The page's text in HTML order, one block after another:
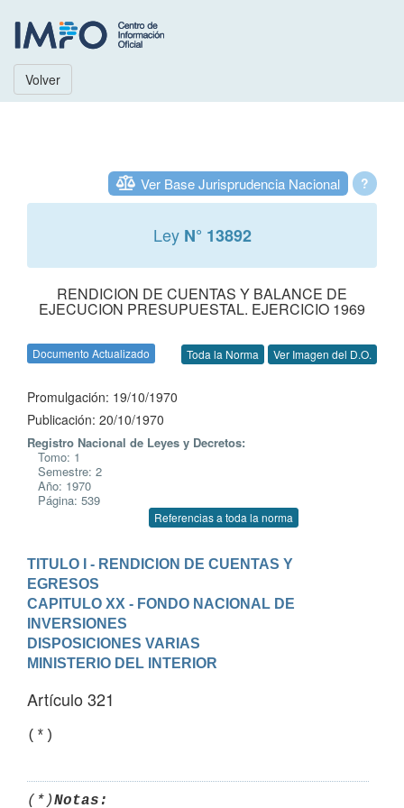
Volver
?
Ver Base Jurisprudencia Nacional
Ley N° 13892
RENDICION DE CUENTAS Y BALANCE DE
EJECUCION PRESUPUESTAL. EJERCICIO 1969
Documento Actualizado Toda la Norma Ver Imagen del D.O.
Promulgación: 19/10/1970
Publicación: 20/10/1970
Registro Nacional de Leyes y Decretos:
Tomo: 1
Semestre: 2
Año: 1970
Página: 539
Referencias a toda la norma
TITULO I - RENDICION DE CUENTAS Y
EGRESOS
CAPITULO XX - FONDO NACIONAL DE
INVERSIONES
DISPOSICIONES VARIAS
MINISTERIO DEL INTERIOR
Artículo 321
(*)
(*)Notas: